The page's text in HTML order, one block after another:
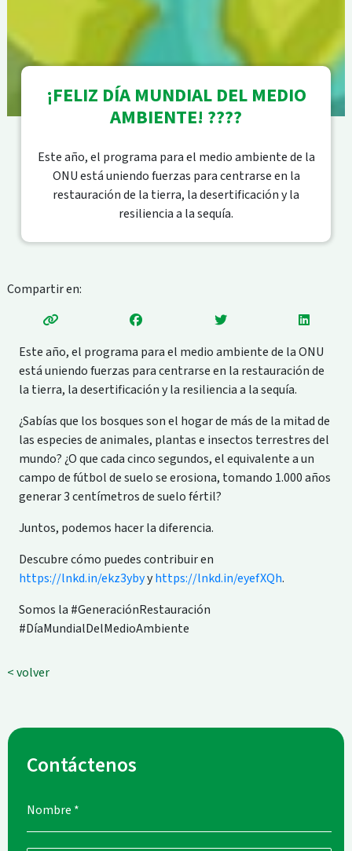
¡FELIZ DÍA MUNDIAL DEL MEDIO
AMBIENTE! ????
Este año, el programa para el medio ambiente de la
ONU está uniendo fuerzas para centrarse en la
restauración de la tierra, la desertificación y la
resiliencia a la sequía.
Compartir en:
Este año, el programa para el medio ambiente de la ONU
está uniendo fuerzas para centrarse en la restauración de
la tierra, la desertificación y la resiliencia a la sequía.
¿Sabías que los bosques son el hogar de más de la mitad de
las especies de animales, plantas e insectos terrestres del
mundo? ¿O que cada cinco segundos, el equivalente a un
campo de fútbol de suelo se erosiona, tomando 1.000 años
generar 3 centímetros de suelo fértil?
Juntos, podemos hacer la diferencia.
Descubre cómo puedes contribuir en
https://lnkd.in/ekz3ybyyhttps://lnkd.in/eyefXQh.
Somos la #GeneraciónRestauración
#DíaMundialDelMedioAmbiente
< volver
Contáctenos
Nombre *